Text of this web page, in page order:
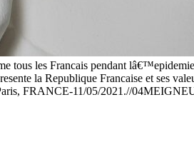
tous les Francais pendant
la Republique Francaise et ses
FRANCE-11/05/2021.//